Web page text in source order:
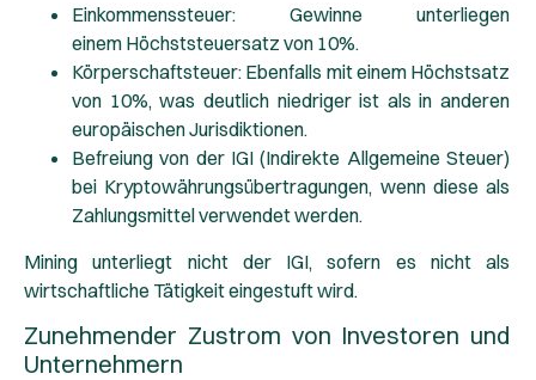
Einkommenssteuer: Gewinne unterliegen
einem Höchststeuersatz von 10%.
Körperschaftsteuer: Ebenfalls mit einemHöchstsatz
von 10%,was deutlich niedriger ist als in anderen
europäischen Jurisdiktionen.
Befreiung von der IGI(Indirekte Allgemeine Steuer)
bei Kryptowährungsübertragungen, wenn diese als
Zahlungsmittel verwendet werden.
Mining unterliegt nicht der IGI, sofern es nicht als
wirtschaftliche Tätigkeit eingestuft wird.
Zunehmender Zustrom von Investoren und
Unternehmern